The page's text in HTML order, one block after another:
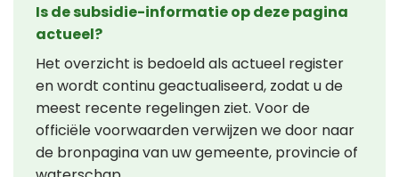
Is de subsidie-informatie op deze pagina
actueel?
Het overzicht is bedoeld als actueel register
en wordt continu geactualiseerd, zodat u de
meest recente regelingen ziet. Voor de
officiële voorwaarden verwijzen we door naar
de bronpagina van uw gemeente, provincie of